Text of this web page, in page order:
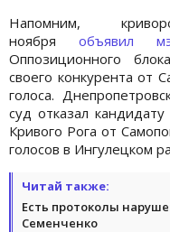
Напомним,
ноября объявил
Оппозиционного
своего конкурента от
голоса.
суд отказал
Кривого Рога от
голосов в Ингулецком
Читай также:
Есть протоколы
Семенченко